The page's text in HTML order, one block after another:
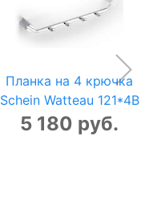
Планка на 4 крючка
Schein Watteau 121*4B
5 180 руб.